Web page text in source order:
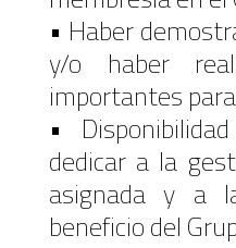
• Haber
y/o haber
importantes
•
dedicar a la
asignada y a
beneficio del